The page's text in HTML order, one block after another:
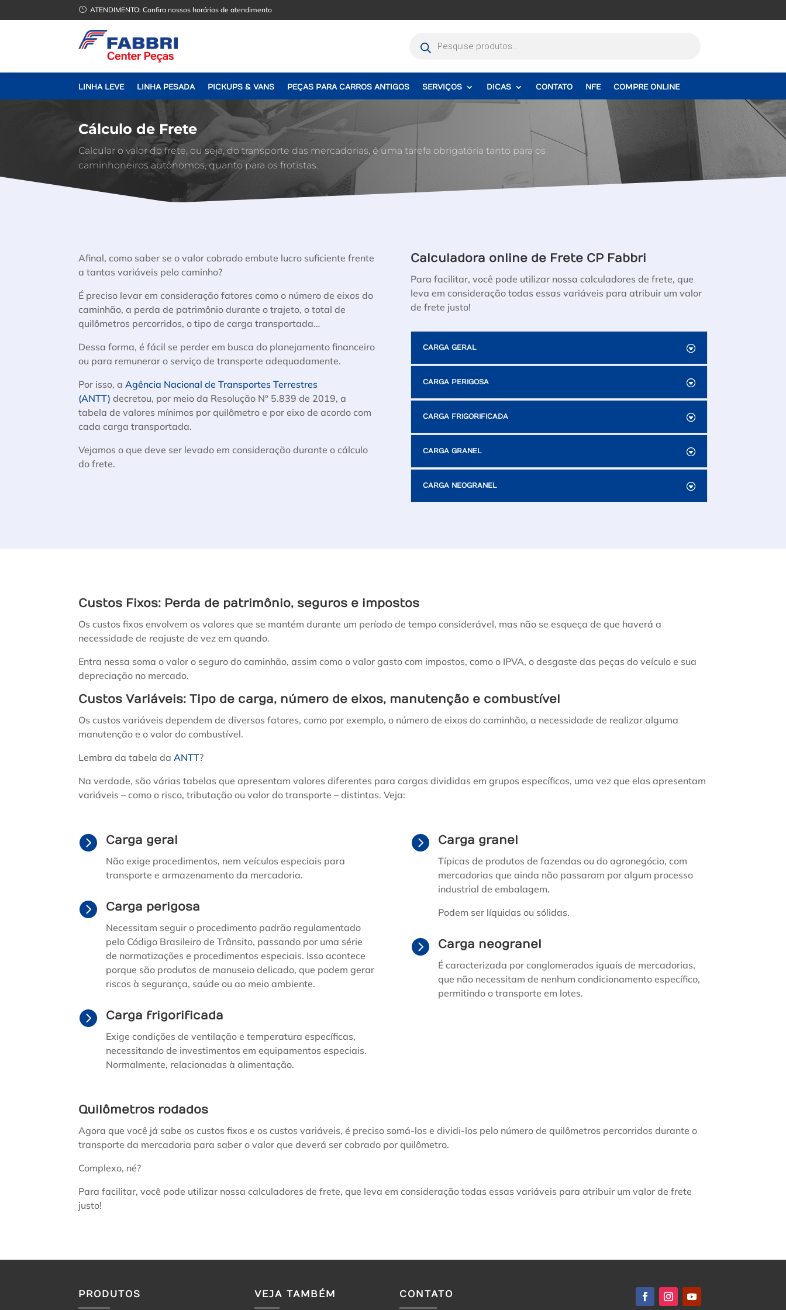
} ATENDIMENTO:Confira nossos horários de atendimento
produtos
LINHA LEVE LINHA PESADA PICKUPS & VANS PEÇAS PARA CARROS ANTIGOS SERVIÇOS DICAS CONTATO NFE COMPRE ONLINE
Cálculo de Frete
Calcular o valor do frete, ou seja, do transporte das mercadorias, é uma tarefa obrigatória tanto para os
caminhoneiros autônomos, quanto para os frotistas.
Afinal, como saber se o valor cobrado embute lucro suficiente frente
a tantas variáveis pelo caminho?
É preciso levar em consideração fatores como o número de eixos do
caminhão, a perda de patrimônio durante o trajeto, o total de
quilômetros percorridos, o tipo de carga transportada…
Dessa forma, é fácil se perder em busca do planejamento financeiro
ou para remunerar o serviço de transporte adequadamente.
Por isso, aAgência Nacional de Transportes Terrestres
(ANTT) decretou, por meio da Resolução Nº 5.839 de 2019, a
tabela de valores mínimos por quilômetro e por eixo de acordo com
cada carga transportada.
Vejamos o que deve ser levado em consideração durante o cálculo
do frete.
Calculadora online de Frete CP Fabbri
Para facilitar, você pode utilizar nossa calculadores de frete, que
leva em consideração todas essas variáveis para atribuir um valor
de frete justo!
CARGA GERAL
CARGA PERIGOSA
CARGA FRIGORIFICADA
CARGA GRANEL
CARGA NEOGRANEL
Custos Fixos: Perda de patrimônio, seguros e impostos
Os custos fixos envolvem os valores que se mantém durante um período de tempo considerável, mas não se esqueça de que haverá a
necessidade de reajuste de vez em quando.
Entra nessa soma o valor o seguro do caminhão, assim como o valor gasto com impostos, como o IPVA, o desgaste das peças do veículo e sua
depreciação no mercado.
Custos Variáveis: Tipo de carga, número de eixos, manutenção e combustível
Os custos variáveis dependem de diversos fatores, como por exemplo, o número de eixos do caminhão, a necessidade de realizar alguma
manutenção e o valor do combustível.
Lembra da tabela daANTT?
Na verdade, são várias tabelas que apresentam valores diferentes para cargas divididas em grupos específicos, uma vez que elas apresentam
variáveis – como o risco, tributação ou valor do transporte – distintas. Veja:
 Carga geral
Não exige procedimentos, nem veículos especiais para
transporte e armazenamento da mercadoria.
 Carga perigosa
Necessitam seguir o procedimento padrão regulamentado
pelo Código Brasileiro de Trânsito, passando por uma série
de normatizações e procedimentos especiais. Isso acontece
porque são produtos de manuseio delicado, que podem gerar
riscos à segurança, saúde ou ao meio ambiente.
 Carga frigorificada
Exige condições de ventilação e temperatura específicas,
necessitando de investimentos em equipamentos especiais.
Normalmente, relacionadas à alimentação.
 Carga granel
Típicas de produtos de fazendas ou do agronegócio, com
mercadorias que ainda não passaram por algum processo
industrial de embalagem.
Podem ser líquidas ou sólidas.
 Carga neogranel
É caracterizada por conglomerados iguais de mercadorias,
que não necessitam de nenhum condicionamento específico,
permitindo o transporte em lotes.
Quilômetros rodados
Agora que você já sabe os custos fixos e os custos variáveis, é preciso somá-los e dividi-los pelo número de quilômetros percorridos durante o
transporte da mercadoria para saber o valor que deverá ser cobrado por quilômetro.
Complexo, né?
Para facilitar, você pode utilizar nossa calculadores de frete, que leva em consideração todas essas variáveis para atribuir um valor de frete
justo!
PRODUTOS VEJA TAMBÉM CONTATO